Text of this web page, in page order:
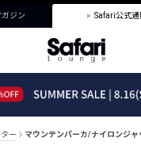
ジン Safari公式通
ー マウンテンパーカ/ナイロンジャ